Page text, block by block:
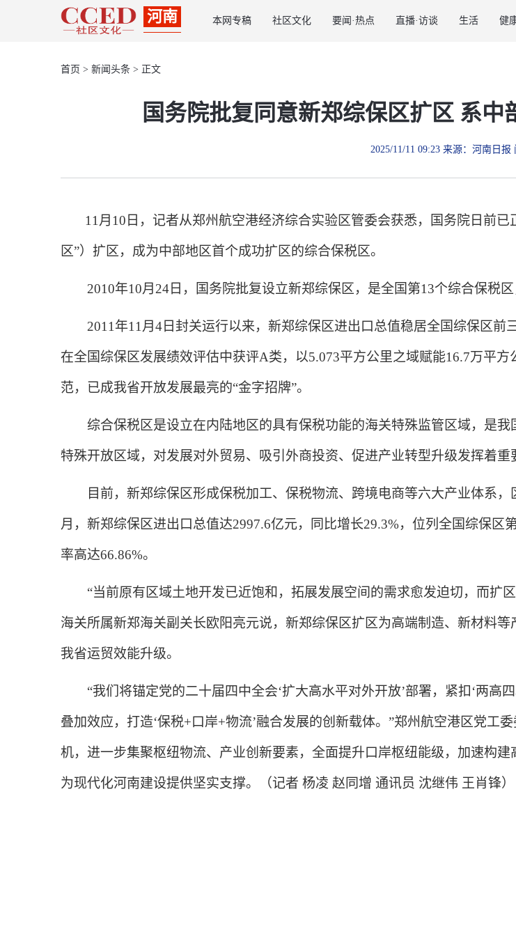
河南 本网专稿 社区文化 要闻·热点 直播·访谈 生活 健
首页 > 新闻头条 > 正文
国务院批复同意新郑综保区扩区 系
2025/11/11 09:23 来源：河南日报
11月10日，记者从郑州航空港经济综合实验区管委会获悉，国务院日前已
区”）扩区，成为中部地区首个成功扩区的综合保税区。
2010年10月24日，国务院批复设立新郑综保区，是全国第13个综合保税区
2011年11月4日封关运行以来，新郑综保区进出口总值稳居全国综保区前
在全国综保区发展绩效评估中获评A类，以5.073平方公里之域赋能16.7万平
范，已成我省开放发展最亮的“金字招牌”。
综合保税区是设立在内陆地区的具有保税功能的海关特殊监管区域，是我
特殊开放区域，对发展对外贸易、吸引外商投资、促进产业转型升级发挥着重
目前，新郑综保区形成保税加工、保税物流、跨境电商等六大产业体系，
月，新郑综保区进出口总值达2997.6亿元，同比增长29.3%，位列全国综保
率高达66.86%。
“当前原有区域土地开发已近饱和，拓展发展空间的需求愈发迫切，而扩
海关所属新郑海关副关长欧阳亮元说，新郑综保区扩区为高端制造、新材料
我省运贸效能升级。
“我们将锚定党的二十届四中全会‘扩大高水平对外开放’部署，紧扣‘两高
叠加效应，打造‘保税+口岸+物流’融合发展的创新载体。”郑州航空港区党工
机，进一步集聚枢纽物流、产业创新要素，全面提升口岸枢纽能级，加速构
为现代化河南建设提供坚实支撑。（记者 杨凌 赵同增 通讯员 沈继伟 王肖锋）